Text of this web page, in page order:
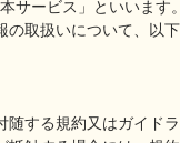
サービス」といいます
取扱いについて、以
する規約又はガイド